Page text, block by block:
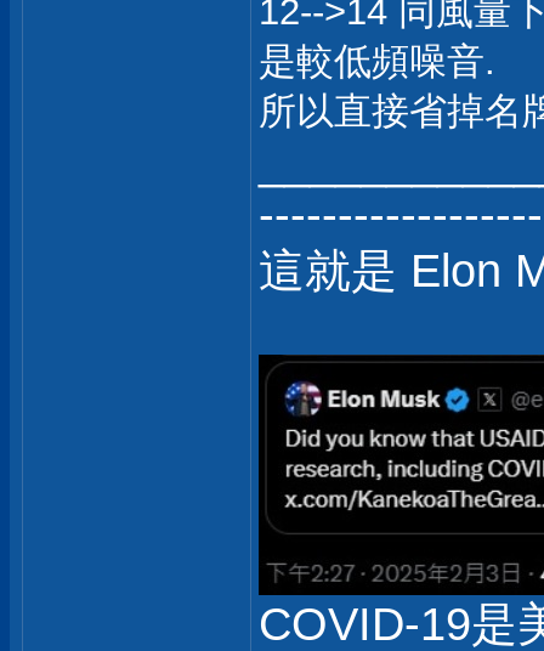
12-->14 同風量
是較低頻噪音.
所以直接省掉名
這就是 Elon
COVID-19是